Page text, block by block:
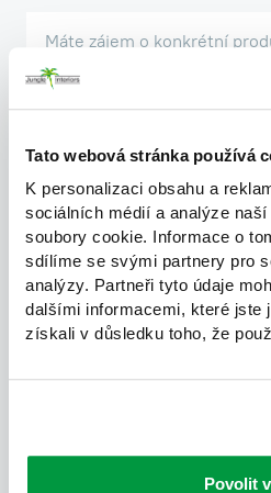
Tato webová stránka používá
K personalizaci obsahu a
sociálních médií a analýze
soubory cookie. Informace o
sdílíme se svými partnery pro
analýzy. Partneři tyto údaje
dalšími informacemi, které jste
získali v důsledku toho, že
Povolit
Máte zájem o konkrétní
Jméno
Příjmení
Název firmy